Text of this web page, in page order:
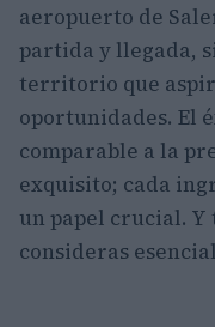
aeropuerto de
partida y llegada,
territorio que
oportunidades. El
comparable a la
exquisito; cada
un papel crucial.
consideras